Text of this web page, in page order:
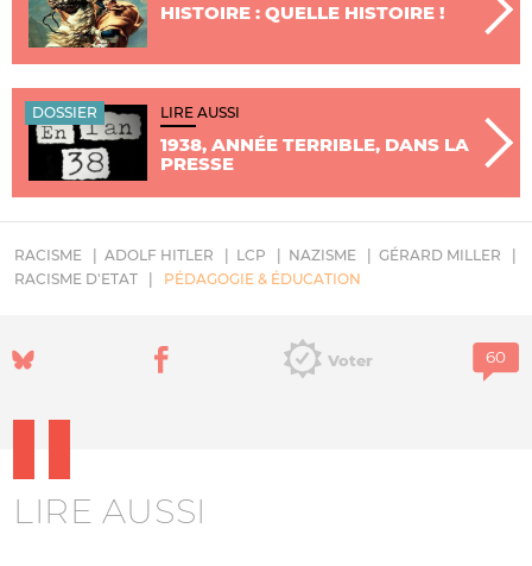
HISTOIRE : QUELLE HISTOIRE !
DOSSIER LIRE AUSSI
1938, ANNÉE TERRIBLE, DANS LA
PRESSE
RACISME ADOLF HITLER LCP NAZISME
GÉRARD MILLER
RACISME D'ETAT
PÉDAGOGIE & ÉDUCATION
Voter
LIRE AUSSI